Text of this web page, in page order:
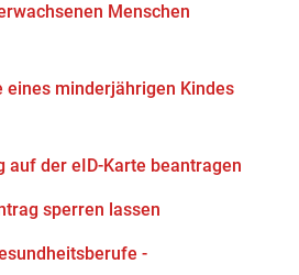
Menschen
eines minderjährigen Kindes
auf der eID-Karte beantragen
sperren lassen
-